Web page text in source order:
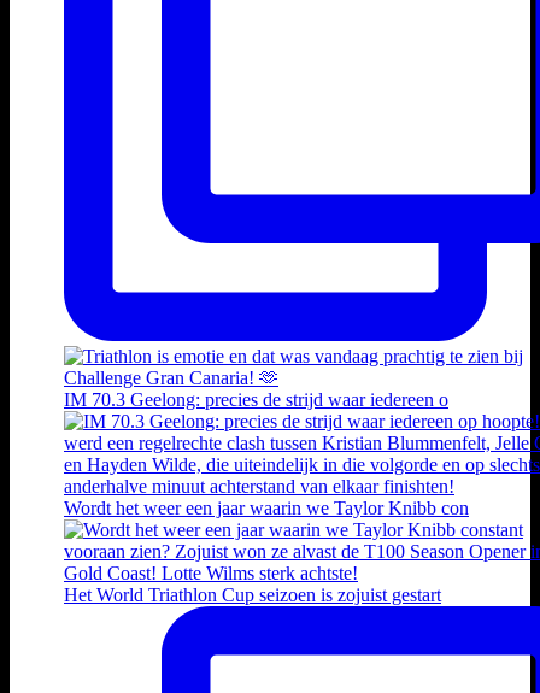
IM 70.3 Geelong: precies de strijd waar iedereen o
Wordt het weer een jaar waarin we Taylor Knibb con
Het World Triathlon Cup seizoen is zojuist gestart